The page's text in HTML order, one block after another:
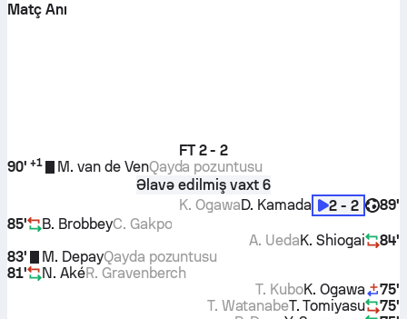
Matç Anı
FT 2 - 2
90' +1 M. van de VenQayda pozuntusu
Əlavə edilmiş vaxt 6
89'
2 - 2
D. Kamada
K. Ogawa
85'
B. BrobbeyC. Gakpo
84'
K. Shiogai
A. Ueda
83'
M. DepayQayda pozuntusu
81'
N. AkéR. Gravenberch
75'
K. Ogawa
T. Kubo
75'
T. Tomiyasu
T. Watanabe